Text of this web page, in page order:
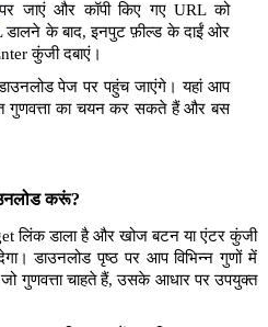
जाएं और कॉपी किए गए URL को
के बाद, इनपुट फ़ील्ड के दाईं ओर
कुंजी दबाएं।
पेज पर पहुंच जाएंगे। यहां आप
गुणवत्ता का चयन कर सकते हैं और बस
करूं?
लिंक डाला है और खोज बटन या एंटर कुंजी
डाउनलोड पृष्ठ पर आप विभिन्न गुणों में
गुणवत्ता चाहते हैं, उसके आधार पर उपयुक्त